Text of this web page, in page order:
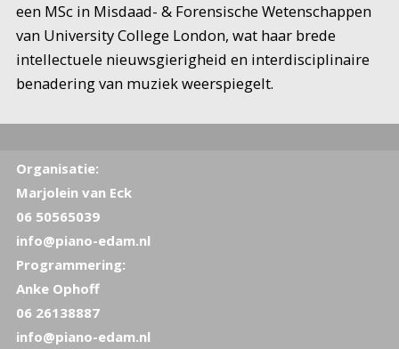
een MSc in Misdaad- & Forensische Wetenschappen
van University College London, wat haar brede
intellectuele nieuwsgierigheid en interdisciplinaire
benadering van muziek weerspiegelt.
Organisatie:
Marjolein van Eck
06 50565039
info@piano-edam.nl
Programmering:
Anke Ophoff
06 26138887
info@piano-edam.nl